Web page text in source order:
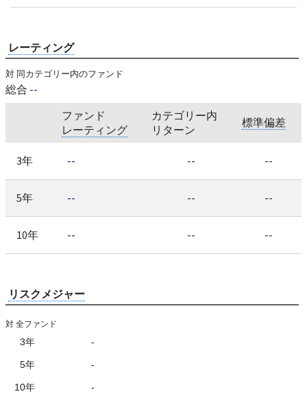
レーティング
対 同カテゴリー内のファンド
総合 --
ファンド
レーティング
カテゴリー内
リターン
標準偏差
3年 -- -- --
5年 -- -- --
10年 -- -- --
リスクメジャー
対 全ファンド
3年 -
5年 -
10年 -